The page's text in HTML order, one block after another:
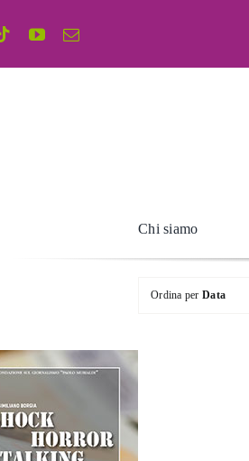
Chi siamo
Ordina per Data